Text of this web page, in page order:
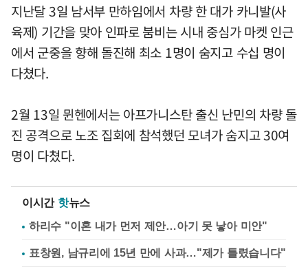
지난달 3일 남서부 만하임에서 차량 한 대가 카니발(사
육제) 기간을 맞아 인파로 붐비는 시내 중심가 마켓 인근
에서 군중을 향해 돌진해 최소 1명이 숨지고 수십 명이
다쳤다.
2월 13일 뮌헨에서는 아프가니스탄 출신 난민의 차량 돌
진 공격으로 노조 집회에 참석했던 모녀가 숨지고 30여
명이 다쳤다.
이시간 핫뉴스
하리수 "이혼 내가 먼저 제안…아기 못 낳아 미안"
표창원, 남규리에 15년 만에 사과…"제가 틀렸습니다"